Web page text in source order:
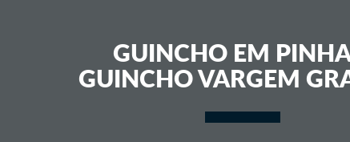
GUINCHO EM
GUINCHO VARGEM